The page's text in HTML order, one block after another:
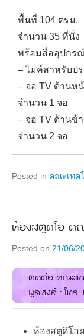
พื้นที่ 104 ตรม.
จำนวน 35 ที่นั่ง
พร้อมสื่ออุปกร
– ไมค์สาหรับป
– จอ TV ด้านห
จำนวน 1 จอ
– จอ TV ด้านข้
จำนวน 2 จอ
Posted in คณะเทค
ห้องสตูดิโอ ค
Posted on 21/06/
ติดต่อ คณะเท
มูลหงส์ : โท
ห้องสตูดิโอ